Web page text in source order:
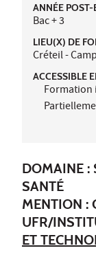
ANNÉE POST-
Bac + 3
LIEU(X) DE
Créteil -
ACCESSIBLE
DOMAINE :
SANTÉ
MENTION :
UFR/
ET